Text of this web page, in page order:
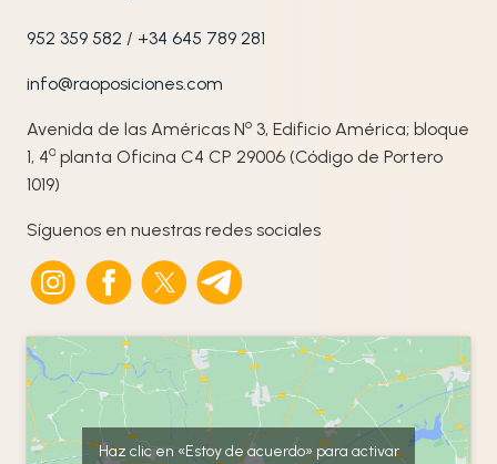
952 359 582 / +34 645 789 281
info@raoposiciones.com
Avenida de las Américas No 3, Edificio América; bloque
1, 4ª planta Oficina C4 CP 29006 (Código de Portero
1019)
Síguenos en nuestras redes sociales
Haz clic en «Estoy de acuerdo» para activar